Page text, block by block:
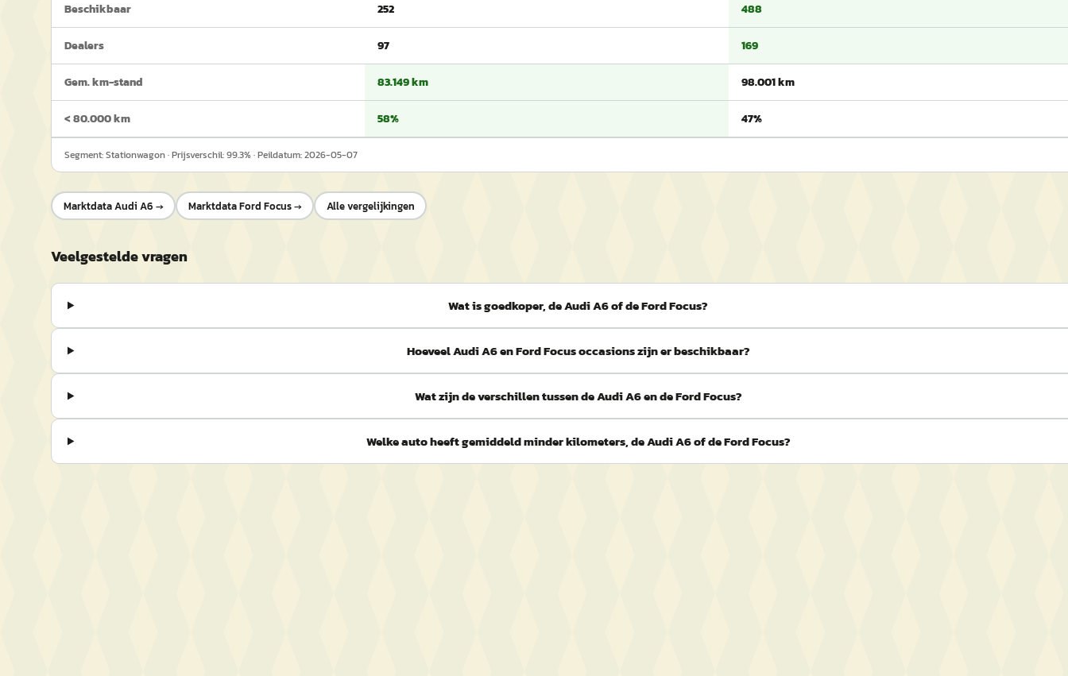
Beschikbaar 252 488
Dealers 97 169
Gem. km-stand 83.149 km 98.001 km
< 80.000 km 58% 47%
Segment:Stationwagon· Prijsverschil:99.3% · Peildatum:2026-05-07
MarktdataAudi A6 → MarktdataFord Focus→ Alle vergelijkingen
Veelgestelde vragen
Wat is goedkoper, de Audi A6 of de Ford Focus?
Hoeveel Audi A6 en Ford Focus occasions zijn er beschikbaar?
Wat zijn de verschillen tussen de Audi A6 en de Ford Focus?
Welke auto heeft gemiddeld minder kilometers, de Audi A6 of de Ford Focus?